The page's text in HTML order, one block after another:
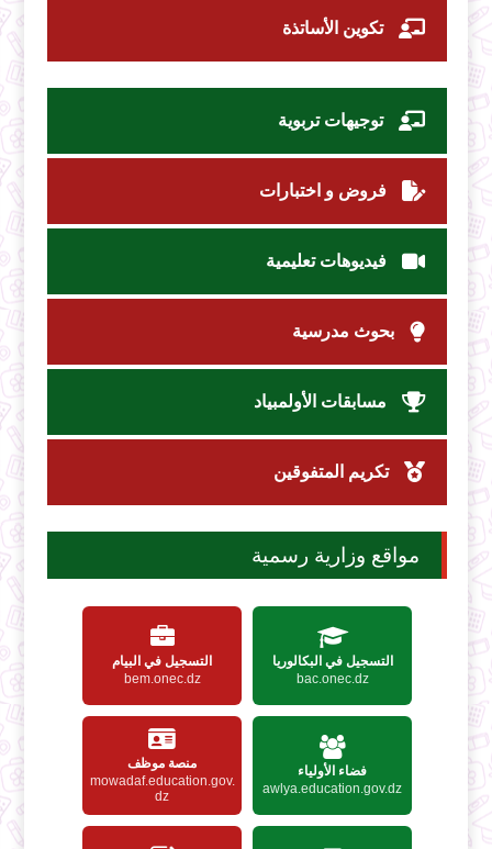
تكوين الأساتذة
توجيهات تربوية
فروض و اختبارات
فيديوهات تعليمية
بحوث مدرسية
مسابقات الأولمبياد
تكريم المتفوقين
مواقع وزارية رسمية
التسجيل في البكالوريا
bac.onec.dz
التسجيل في البيام
bem.onec.dz
فضاء الأولياء
awlya.education.gov.dz
منصة موظف
mowadaf.education.gov.
dz